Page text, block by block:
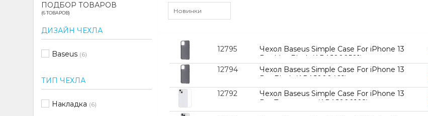
ПОДБОР ТОВАРОВ
(6 ТОВАРОВ)
ДИЗАЙН ЧЕХЛА
Baseus (6)
ТИП ЧЕХЛА
Накладка (6)
Новинки
12795
Чехол Baseus Simple Case For iPhone 13
Pro Max Black (ARAJ000501)
12794
Чехол Baseus Simple Case For iPhone 13
Pro Black (ARAJ000401)
12792
Чехол Baseus Simple Case For iPhone 13
Pro Transparent (ARAJ000102)